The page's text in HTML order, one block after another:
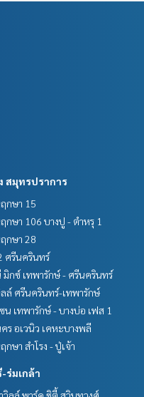
สมุทรปราการ
กษา 15
กษา 106 บางปู - ตำหรุ 1
กษา 28
ศรีนครินทร์
กซ์ เทพารักษ์ - ศรีนครินทร์
ล์ ศรีนครินทร์-เทพารักษ์
น เทพารักษ์ - บางบ่อ เฟส 1
ร อเวนิว เคหะบางพลี
ษา สำโรง - ปู่เจ้า
ร่มเกล้า